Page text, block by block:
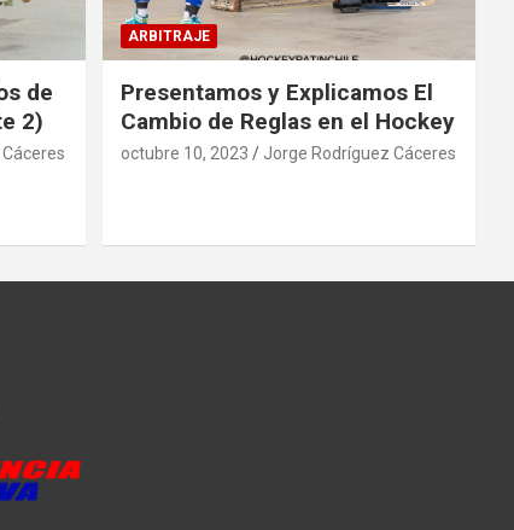
de
2)
ARBITRAJE
Presentamos y Explicamos El
Cambio de Reglas en el Hockey
octubre 10, 2023 Jorge Rodríguez Cáceres